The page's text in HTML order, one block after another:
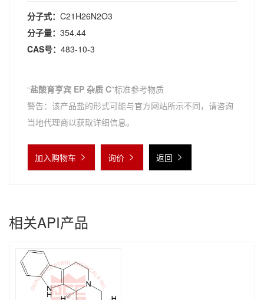
分子式： C21H26N2O3
分子量： 354.44
CAS号： 483-10-3
“盐酸育亨宾 EP 杂质 C”标准参考物质
警告：该产品盐的形式可能与官方网站所示不同，请咨询
当地代理商以获取详细信息。
加入购物车 询价 返回
相关API产品